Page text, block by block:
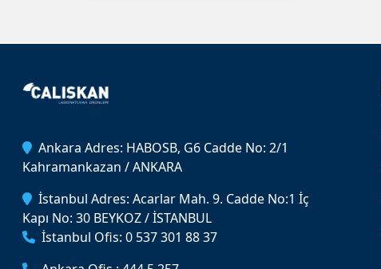
Ankara Adres: HABOSB, G6 Cadde No: 2/1
Kahramankazan / ANKARA
İstanbul Adres: Acarlar Mah. 9. Cadde No:1 İç
Kapı No: 30 BEYKOZ / İSTANBUL
İstanbul Ofis: 0 537 301 88 37